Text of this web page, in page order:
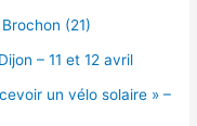
(21)
– 11 et 12 avril
un vélo solaire » –